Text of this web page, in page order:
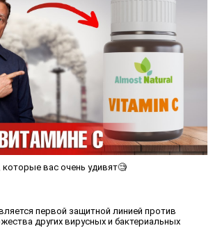
вас очень удивят🧐
первой защитной линией против
других вирусных и бактериальных